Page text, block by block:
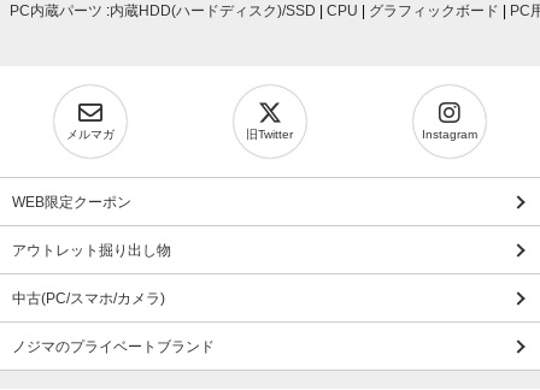
PC内蔵パーツ :内蔵HDD(ハードディスク)/SSD CPU グラフィックボード PC
メルマガ 旧Twitter Instagram
WEB限定クーポン
アウトレット掘り出し物
中古(PC/スマホ/カメラ)
ノジマのプライベートブランド